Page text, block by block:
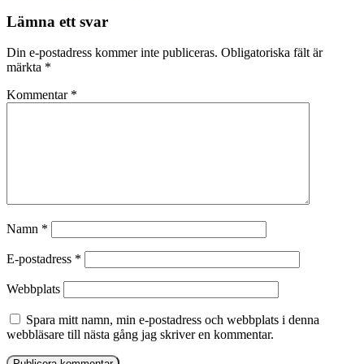
Lämna ett svar
Din e-postadress kommer inte publiceras. Obligatoriska fält är
märkta *
Kommentar *
Namn *
E-postadress *
Webbplats
Spara mitt namn, min e-postadress och webbplats i denna
webbläsare till nästa gång jag skriver en kommentar.